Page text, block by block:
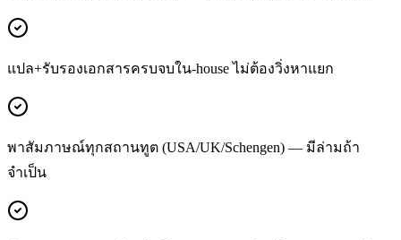
แปล+รับรองเอกสารครบจบใน-house ไม่ต้องวิ่งหาแยก
พาสัมภาษณ์ทุกสถานทูต (USA/UK/Schengen) — มีล่ามถ้า
จำเป็น